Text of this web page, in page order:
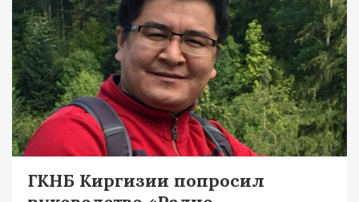
ГКНБ Киргизии попросил